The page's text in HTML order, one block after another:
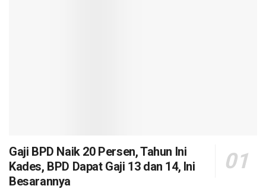
Gaji BPD Naik 20 Persen, Tahun Ini
Kades, BPD Dapat Gaji 13 dan 14, Ini
Besarannya